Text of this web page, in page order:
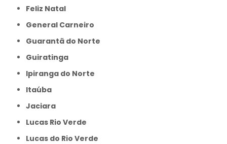
Feliz Natal
General Carneiro
Guarantã do Norte
Guiratinga
Ipiranga do Norte
Itaúba
Jaciara
Lucas Rio Verde
Lucas do Rio Verde